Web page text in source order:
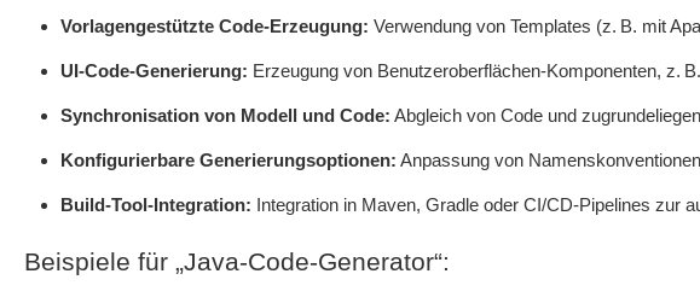
Vorlagengestützte Code-Erzeugung: Verwendung von Templates (z. B. mit
UI-Code-Generierung: Erzeugung von Benutzeroberflächen-Komponenten, z.
Synchronisation von Modell und Code: Abgleich von Code und
Konfigurierbare Generierungsoptionen: Anpassung von
Build-Tool-Integration: Integration in Maven, Gradle oder CI/CD-Pipelines zur
Beispiele für „Java-Code-Generator“: